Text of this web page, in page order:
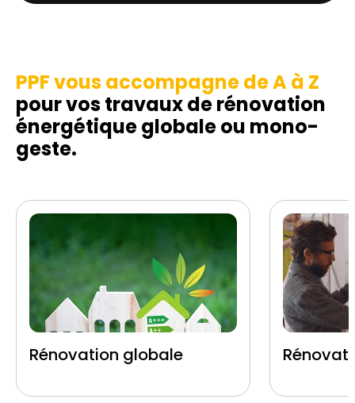
PPF vous accompagne de A à Z
pour vos travaux de rénovation
énergétique globale ou mono-
geste.
Rénovation globale